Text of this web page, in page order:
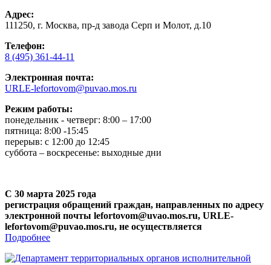
Адрес:
111250, г. Москва, пр-д завода Серп и Молот, д.10
Телефон:
8 (495) 361-44-11
Электронная почта:
URLE-lefortovom@puvao.mos.ru
Режим работы:
понедельник - четверг: 8:00 – 17:00
пятница: 8:00 -15:45
перерыв: с 12:00 до 12:45
суббота – воскресенье: выходные дни
С 30 марта 2025 года
регистрация обращений граждан, направленных по адресу
электронной почты lefortovom@uvao.mos.ru, URLE-
lefortovom@puvao.mos.ru, не осуществляется
Подробнее